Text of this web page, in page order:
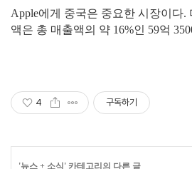
Apple에게 중국은 중요한 시장이다.
액은 총 매출액의 약 16%인 59억
4 구독하기
'뉴스 + 소식 ' 카테고리의 다른 글